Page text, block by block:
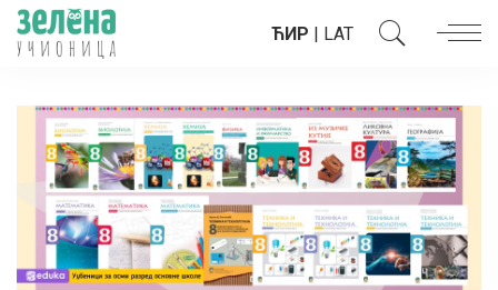
ЋИР | LAT